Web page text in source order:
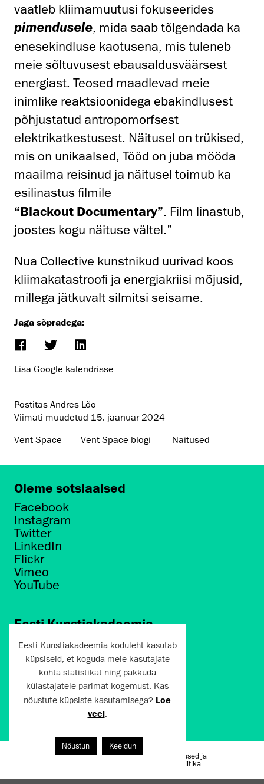
vaatleb kliimamuutusi fokuseerides
pimendusele, mida saab tõlgendada ka
enesekindluse kaotusena, mis tuleneb
meie sõltuvusest ebausaldusväärsest
energiast. Teosed maadlevad meie
inimlike reaktsioonidega ebakindlusest
põhjustatud antropomorfsest
elektrikatkestusest. Näitusel on trükised,
mis on unikaalsed, Tööd on juba mööda
maailma reisinud ja näitusel toimub ka
esilinastus filmile
“Blackout Documentary”. Film linastub,
joostes kogu näituse vältel.”
Nua Collective kunstnikud uurivad koos
kliimakatastroofi ja energiakriisi mõjusid,
millega jätkuvalt silmitsi seisame.
Jaga sõpradega:
Lisa Google kalendrisse
Postitas Andres Lõo
Viimati muudetud 15. jaanuar 2024
Vent Space
Vent Space blogi Näitused
Oleme sotsiaalsed
Facebook
Instagram
Twitter
LinkedIn
Flickr
Vimeo
YouTube
Eesti Kunstiakadeemia
Põhja puiestee 7
Tallinn 10412
artun@artun.ee
+372 6267301
Liitu uudiskirjaga!
Kasutustingimused ja
privaatsuspoliitika
Eesti Kunstiakadeemia koduleht kasutab
küpsiseid, et koguda meie kasutajate
kohta statistikat ning pakkuda
külastajatele parimat kogemust. Kas
nõustute küpsiste kasutamisega? Loe
veel.
Nõustun Keeldun